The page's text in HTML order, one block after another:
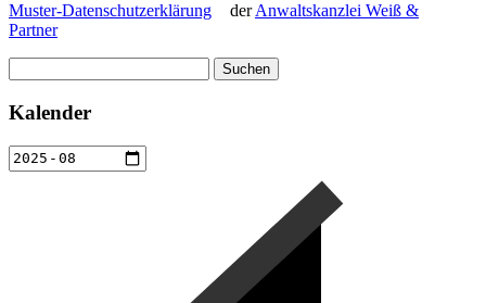
Muster-Datenschutzerklärung
derAnwaltskanzlei Weiß &
Partner
nach:
Kalender